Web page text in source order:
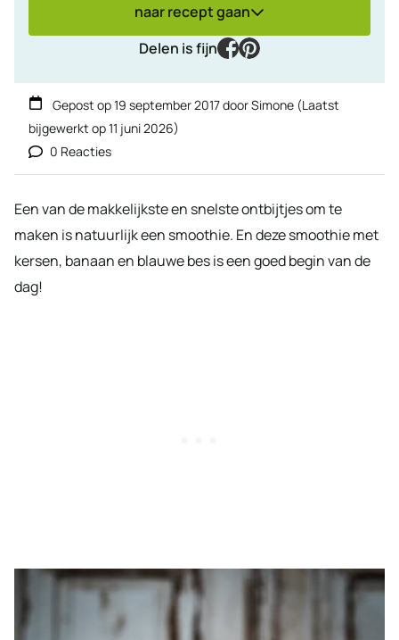
naar recept gaan
Delen is fijn
facebook
pinterest
Gepost op19 september 2017doorSimone (Laatst
bijgewerkt op11 juni 2026)
0 Reacties
Een van de makkelijkste en snelste ontbijtjes om te
maken is natuurlijk een smoothie. En deze smoothie met
kersen, banaan en blauwe bes is een goed begin van de
dag!